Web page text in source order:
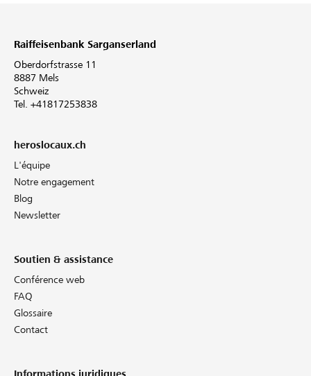
Raiffeisenbank Sarganserland
Oberdorfstrasse 11
8887 Mels
Schweiz
Tel. +41817253838
heroslocaux.ch
L'équipe
Notre engagement
Blog
Newsletter
Soutien & assistance
Conférence web
FAQ
Glossaire
Contact
Informations juridiques